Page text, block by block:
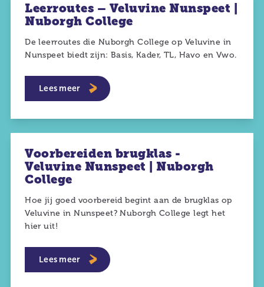
Leerroutes – Veluvine Nunspeet |
Nuborgh College
De leerroutes die Nuborgh College op Veluvine in
Nunspeet biedt zijn: Basis, Kader, TL, Havo en Vwo.
Lees meer
Voorbereiden brugklas -
Veluvine Nunspeet | Nuborgh
College
Hoe jij goed voorbereid begint aan de brugklas op
Veluvine in Nunspeet? Nuborgh College legt het
hier uit!
Lees meer